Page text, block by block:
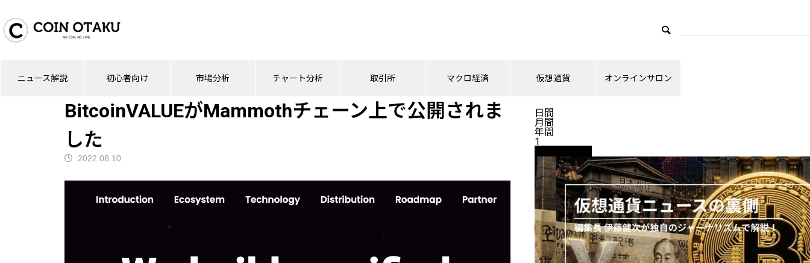
ニュース解説 初心者向け 市場分析 チャート分析 取引所 マクロ経済 仮想通貨 オンラインサロン
PR
BitcoinVALUEがMammothチェーン上で公開されま
した
2022.08.10
ランキング
日間
月間
年間
1